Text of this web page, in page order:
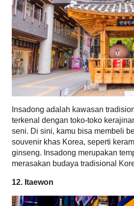
Insadong adalah kawasan
terkenal dengan toko-toko
seni. Di sini, kamu bisa membeli
souvenir khas Korea, seperti
ginseng. Insadong merupakan
merasakan budaya tradisional
12. Itaewon